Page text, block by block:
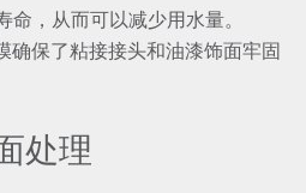
，从而可以减少用水量。
确保了粘接接头和油漆饰面牢固
处理